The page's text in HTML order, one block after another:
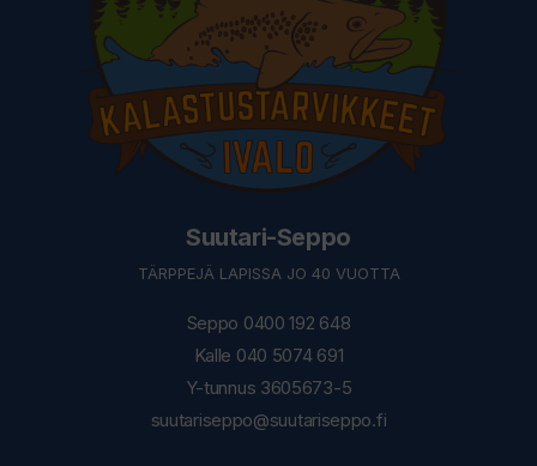
Suutari-Seppo
TÄRPPEJÄ LAPISSA JO 40 VUOTTA
Seppo 0400 192 648
Kalle 040 5074 691
Y-tunnus 3605673-5
suutariseppo@suutariseppo.fi